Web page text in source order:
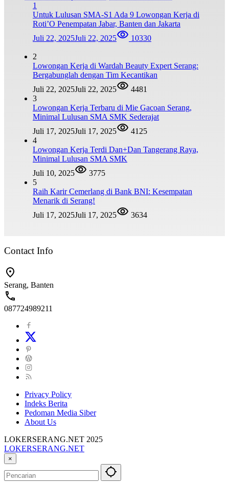
1
Untuk Lulusan SMA-S1 Ada 9 Lowongan Kerja di
Roti’O Penempatan Jabar, Banten dan Jakarta
Juli 22, 2025Juli 22, 2025 10330
2
Lowongan Kerja di Wardah Beauty Expert Serang:
Bergabunglah dengan Tim Kecantikan
Juli 22, 2025Juli 22, 2025
4481
3
Lowongan Kerja Terbaru di Mie Gacoan Serang,
Minimal Lulusan SMA SMK Sederajat
Juli 17, 2025Juli 17, 2025
4125
4
Lowongan Kerja Terdi Dan+Dan Tangerang Raya,
Minimal Lulusan SMA SMK
Juli 10, 2025
3775
5
Raih Karir Cemerlang di Bank BNI: Kesempatan
Menarik di Serang!
Juli 17, 2025Juli 17, 2025 3634
Contact Info
Serang, Banten
087724989211
Privacy Policy
Indeks Berita
Pedoman Media Siber
About Us
LOKERSERANG.NET 2025
LOKERSERANG.NET
Info
Lowongan
Kerja
×